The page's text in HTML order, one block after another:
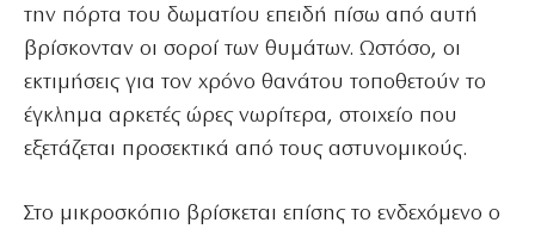
την πόρτα του δωματίου επειδή πίσω από αυτή
βρίσκονταν οι σοροί των θυμάτων. Ωστόσο, οι
εκτιμήσεις για τον χρόνο θανάτου τοποθετούν το
έγκλημα αρκετές ώρες νωρίτερα, στοιχείο που
εξετάζεται προσεκτικά από τους αστυνομικούς.
Στο μικροσκόπιο βρίσκεται επίσης το ενδεχόμενο ο